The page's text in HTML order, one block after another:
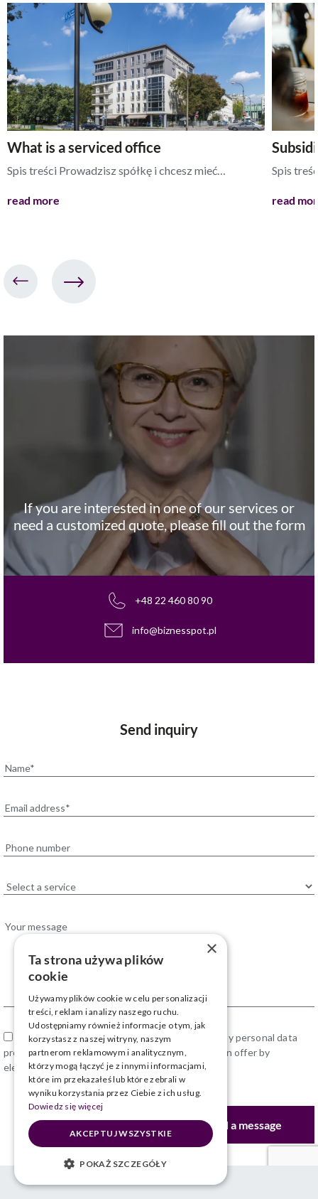
What is a serviced office
Spis treści Prowadzisz spółkę i chcesz mieć…
read more
Spis
read
If you are interested in one of our services or
need a customized quote, please fill out the form
+48 22 460 80 90
info@biznesspot.pl
Send inquiry
* I consent to the processing by Biznes Spot my personal data
provided in the form for the purpose of sending an offer by
electronic telecommunications.
© 2025 Biznes Spot | All rights reserved Wykonanie:
×
Ta strona używa plików
cookie
Używamy plików cookie w celu personalizacji
treści, reklam i analizy naszego ruchu.
Udostępniamy również informacje o tym, jak
korzystasz z naszej witryny, naszym
partnerom reklamowym i analitycznym,
którzy mogą łączyć je z innymi informacjami,
które im przekazałeś lub które zebrali w
wyniku korzystania przez Ciebie z ich usług.
Dowiedz się więcej
AKCEPTUJ WSZYSTKIE
POKAŻ SZCZEGÓŁY
NIEZBĘDNE